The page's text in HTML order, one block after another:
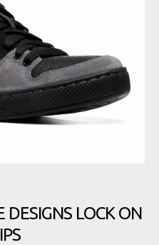
DESIGNS LOCK ON